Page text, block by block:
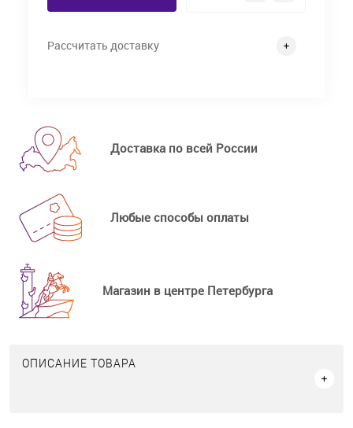
Рассчитать доставку
Доставка по всей России
Любые способы оплаты
Магазин в центре Петербурга
ОПИСАНИЕ ТОВАРА